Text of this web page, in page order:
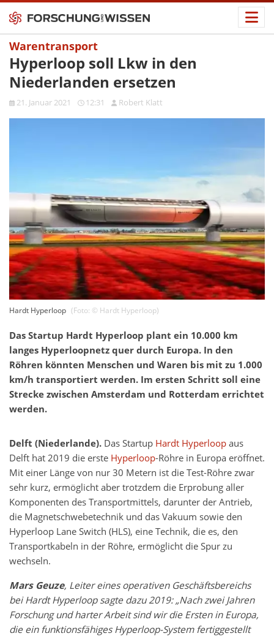
Warentransport
Hyperloop soll Lkw in den
Niederlanden ersetzen
21. Januar 2021 12:31 Robert Klatt
Hardt Hyperloop (Foto: © Hardt Hyperloop)
Das Startup Hardt Hyperloop plant ein 10.000 km
langes Hyperloopnetz quer durch Europa. In den
Röhren könnten Menschen und Waren bis mit zu 1.000
km/h transportiert werden. Im ersten Schritt soll eine
Strecke zwischen Amsterdam und Rotterdam errichtet
werden.
Delft (Niederlande). Das Startup Hardt Hyperloopaus
Delft hat 2019 die erste Hyperloop-Röhre in Europa eröffnet.
Mit einer Länge von nur 30 Metern ist die Test-Röhre zwar
sehr kurz, ermöglicht aber trotzdem die Erprobung aller
Komponenten des Transportmittels, darunter der Antrieb,
die Magnetschwebetechnik und das Vakuum sowie den
Hyperloop Lane Switch (HLS), eine Technik, die es, den
Transportkabeln in der Röhre, ermöglicht die Spur zu
wechseln.
Mars Geuze, Leiter eines operativen Geschäftsbereichs
bei Hardt Hyperloop sagte dazu 2019: „Nach zwei Jahren
Forschung und harter Arbeit sind wir die Ersten in Europa,
die ein funktionsfähiges Hyperloop-System fertiggestellt